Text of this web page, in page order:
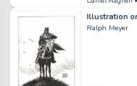
Illustration
Ralph Meyer